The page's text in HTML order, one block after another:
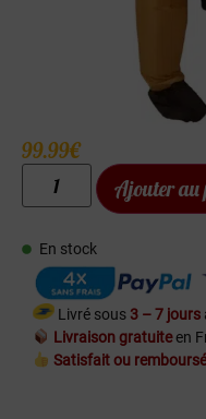
99.99€
Ajouter au
En stock
Livré sous 3 – 7 jours
Livraison gratuiteen
Satisfait ou